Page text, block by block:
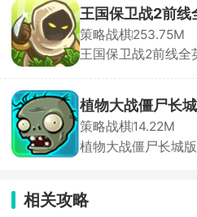
定战略，以少胜多
身战场指挥官，在
血刺激的守卫家园之
核心，玩家需收集
等，合成精炼武器
缝、炼金、魔法合
戏体验更加丰富。
积累资源。
王国保卫战2前线
策略战棋253.75M
王国保卫战2前线全
游戏，放置不同的
在不同的未知，随
的决策，应对变幻莫
植物大战僵尸长
策略战棋14.22M
植物大战僵尸长城
尸、怨灵僵尸等特
大经典关卡，带来
相关攻略